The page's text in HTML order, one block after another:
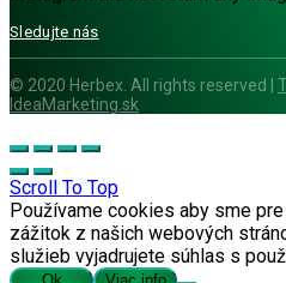
Sledujte nás
© 2020 Herbex. All rights reserved |
IdeaMarketing.sk
Scroll To Top
Používame cookies aby sme
zážitok z našich webových
služieb vyjadrujete súhlas s